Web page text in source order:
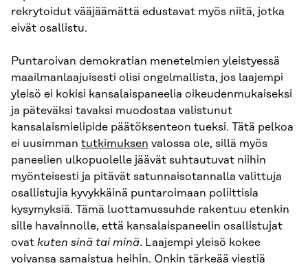
rekrytoidut vääjäämättä edustavat myös niitä, jotka
eivät osallistu.
Puntaroivan demokratian menetelmien yleistyessä
maailmanlaajuisesti olisi ongelmallista, jos laajempi
yleisö ei kokisi kansalaispaneelia oikeudenmukaiseksi
ja päteväksi tavaksi muodostaa valistunut
kansalaismielipide päätöksenteon tueksi. Tätä pelkoa
ei uusimman tutkimuksen valossa ole, sillä myös
paneelien ulkopuolelle jäävät suhtautuvat niihin
myönteisesti ja pitävät satunnaisotannalla valittuja
osallistujia kyvykkäinä puntaroimaan poliittisia
kysymyksiä. Tämä luottamussuhde rakentuu etenkin
sille havainnolle, että kansalaispaneelin osallistujat
ovat kuten sinä tai minä. Laajempi yleisö kokee
voivansa samaistua heihin. Onkin tärkeää viestiä